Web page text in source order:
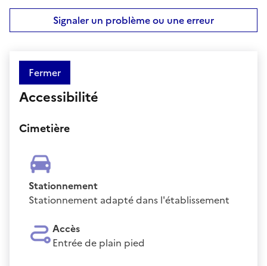
Signaler un problème ou une erreur
Fermer
Accessibilité
Cimetière
Stationnement
Stationnement adapté dans l'établissement
Accès
Entrée de plain pied